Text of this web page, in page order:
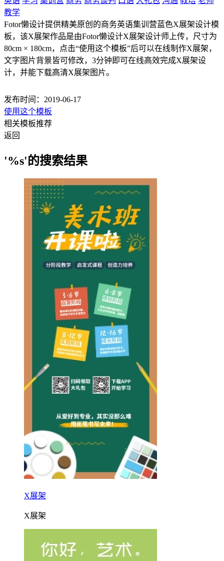
教学
Fotor懒设计提供精美原创的商务英语集训营蓝色X展架设计模
板，该X展架作品是由Fotor懒设计X展架设计师上传，尺寸为
80cm × 180cm，点击“使用这个模板”后可以在线制作X展架，
文字图片背景皆可修改，3分钟即可在线高效完成X展架设
计，并能下载高清X展架图片。
发布时间：2019-06-17
使用这个模板
相关模板推荐
返回
'%s'的搜索结果
X展架
X展架